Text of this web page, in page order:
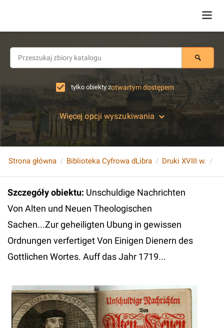
tylko obiekty zotwartym dostępem
Więcej opcji wyszukiwania
Strona główna Biblioteka Cyfrowa dLibra Druki XVIII w.
Szczegóły obiektu: Unschuldige Nachrichten
Von Alten und Neuen Theologischen
Sachen...Zur geheiligten Ubung in gewissen
Ordnungen verfertiget Von Einigen Dienern des
Gottlichen Wortes. Auff das Jahr 1719...